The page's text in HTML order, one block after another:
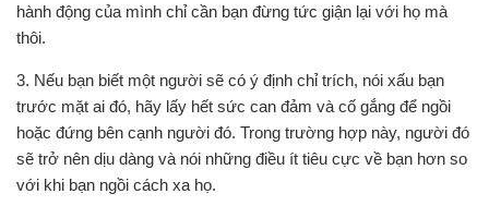
hành động của mình chỉ cần bạn đừng tức giận lại với họ mà
thôi.
3. Nếu bạn biết một người sẽ có ý định chỉ trích, nói xấu bạn
trước mặt ai đó, hãy lấy hết sức can đảm và cố gắng để ngồi
hoặc đứng bên cạnh người đó. Trong trường hợp này, người đó
sẽ trở nên dịu dàng và nói những điều ít tiêu cực về bạn hơn so
với khi bạn ngồi cách xa họ.